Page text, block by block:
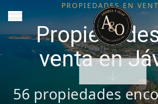
PROPIEDADES EN
venta en
56 propiedades
VER PROPIEDADES